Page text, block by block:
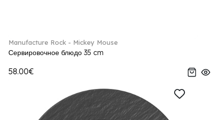
Manufacture Rock - Mickey Mouse
Сервировочное блюдо 35 cm
58.00€